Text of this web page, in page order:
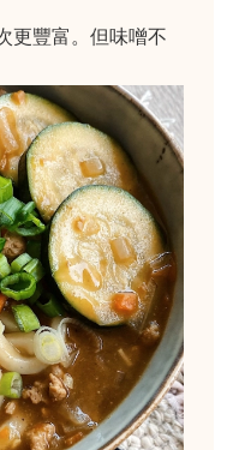
更豐富。但味噌不